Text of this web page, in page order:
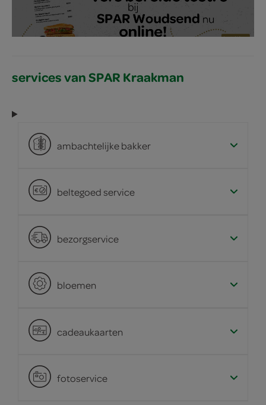
services van SPAR Kraakman
ambachtelijke bakker
beltegoed service
bezorgservice
bloemen
cadeaukaarten
fotoservice